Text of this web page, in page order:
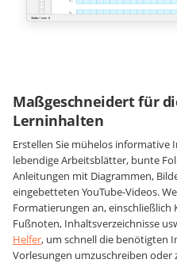
Maßgeschneidert für
Lerninhalten
Erstellen Sie mühelos informative
lebendige Arbeitsblätter, bunte
Anleitungen mit Diagrammen,
eingebetteten YouTube-Videos.
Formatierungen an, einschließlich
Fußnoten, Inhaltsverzeichnisse
Helfer, um schnell die benötigten
Vorlesungen umzuschreiben